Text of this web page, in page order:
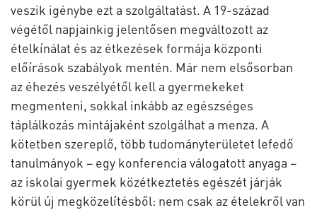
veszik igénybe ezt a szolgáltatást. A 19-század
végétől napjainkig jelentősen megváltozott az
ételkínálat és az étkezések formája központi
előírások szabályok mentén. Már nem elsősorban
az éhezés veszélyétől kell a gyermekeket
megmenteni, sokkal inkább az egészséges
táplálkozás mintájaként szolgálhat a menza. A
kötetben szereplő, több tudományterületet lefedő
tanulmányok – egy konferencia válogatott anyaga –
az iskolai gyermek közétkeztetés egészét járják
körül új megközelítésből: nem csak az ételekről van